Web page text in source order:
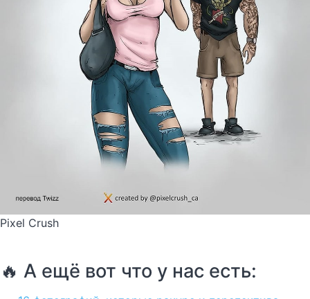
Pixel Crush
🔥 А ещё вот что у нас есть: